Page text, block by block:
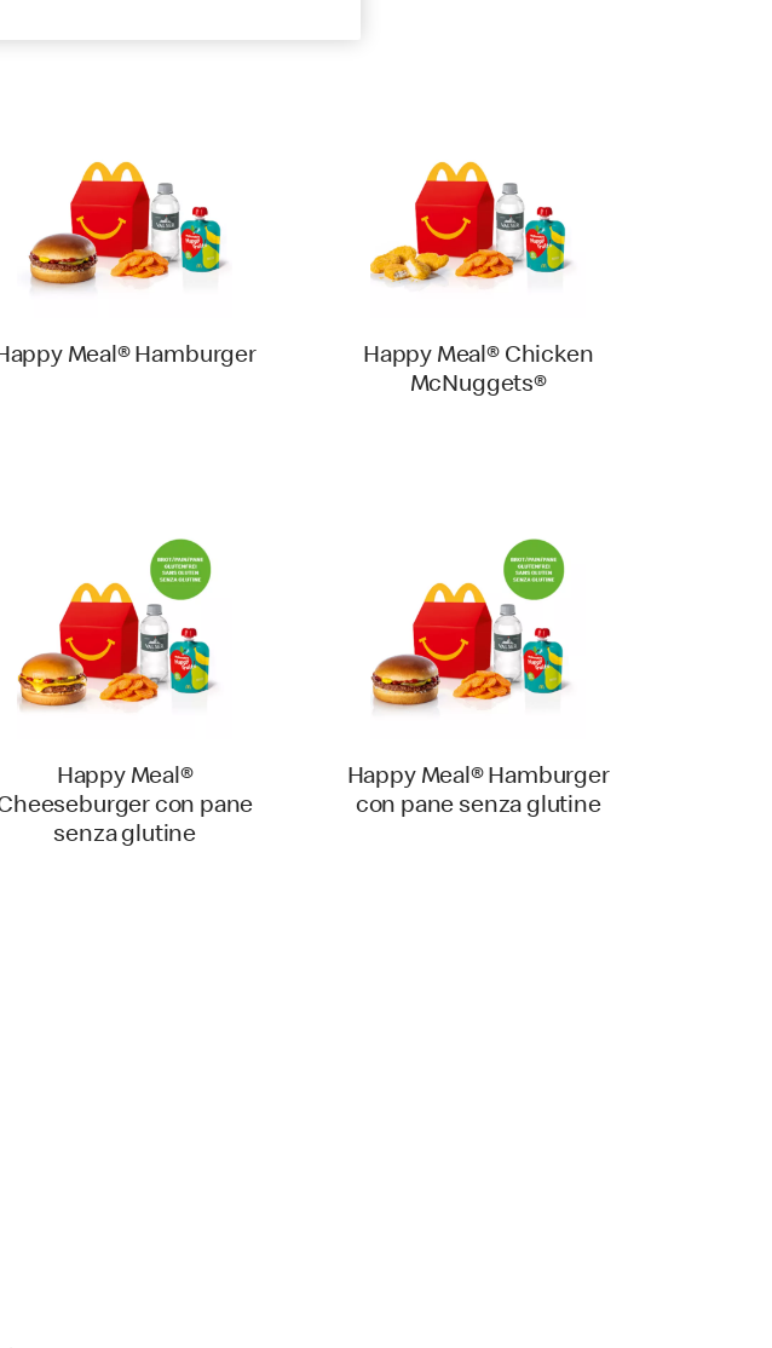
Meal® Hamburger
Happy Meal® Chicken
McNuggets®
Happy Meal®
con pane
senza glutine
Happy Meal® Hamburger
con pane senza glutine